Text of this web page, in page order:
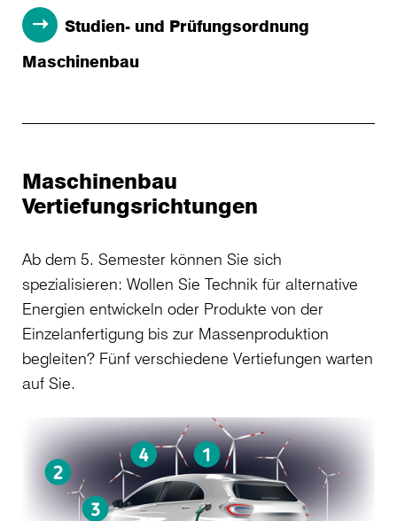
Studien- und Prüfungsordnung
Maschinenbau
Maschinenbau
Vertiefungsrichtungen
Ab dem 5. Semester können Sie sich
spezialisieren: Wollen Sie Technik für alternative
Energien entwickeln oder Produkte von der
Einzelanfertigung bis zur Massenproduktion
begleiten? Fünf verschiedene Vertiefungen warten
auf Sie.